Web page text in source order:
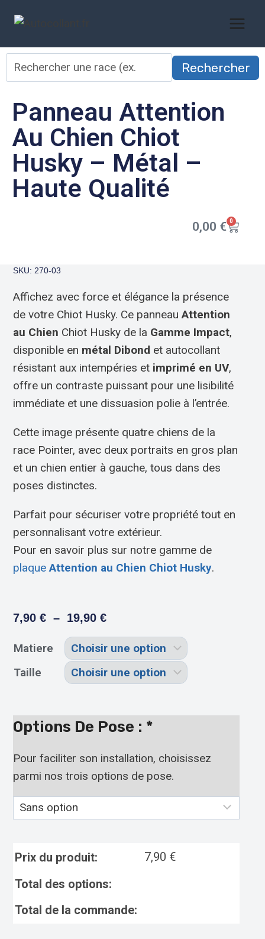
Rechercher
Panneau Attention
Au Chien Chiot
Husky – Métal –
Haute Qualité
0,00 € 0
SKU: 270-03
Affichez avec force et élégance la présence
de votre Chiot Husky. Ce panneauAttention
au Chien Chiot Husky de la Gamme Impact,
disponible en métal Dibond et autocollant
résistant aux intempéries et imprimé en UV,
offre un contraste puissant pour une lisibilité
immédiate et une dissuasion polie à l’entrée.
Cette image présente quatre chiens de la
race Pointer, avec deux portraits en gros plan
et un chien entier à gauche, tous dans des
poses distinctes.
Parfait pour sécuriser votre propriété tout en
personnalisant votre extérieur.
Pour en savoir plus sur notre gamme de
plaqueAttention au Chien Chiot Husky.
7,90€ – 19,90€
Matiere
Taille
Options De Pose : *
Pour faciliter son installation, choisissez
parmi nos trois options de pose.
Prix du produit: 7,90 €
Total des options:
Total de la commande: